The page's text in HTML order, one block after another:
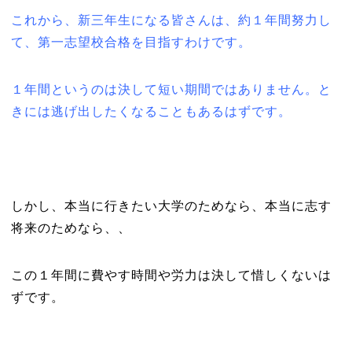
これから、新三年生になる皆さんは、約１年間努力し
て、第一志望校合格を目指すわけです。
１年間というのは決して短い期間ではありません。と
きには逃げ出したくなることもあるはずです。
しかし、本当に行きたい大学のためなら、本当に志す
将来のためなら、、
この１年間に費やす時間や労力は決して惜しくないは
ずです。